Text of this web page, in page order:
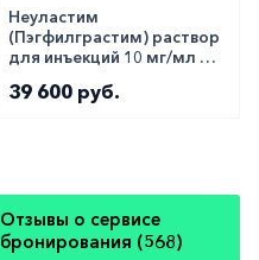
Неуластим
(Пэгфилграстим) раствор
для инъекций 10 мг/мл 0,6
39 600 руб.
Отзывы о сервисе
бронирования (568)